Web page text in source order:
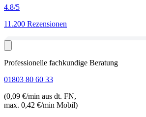
4.8/5
11.200 Rezensionen
Professionelle fachkundige Beratung
01803 80 60 33
(0,09 €/min aus dt. FN,
max. 0,42 €/min Mobil)